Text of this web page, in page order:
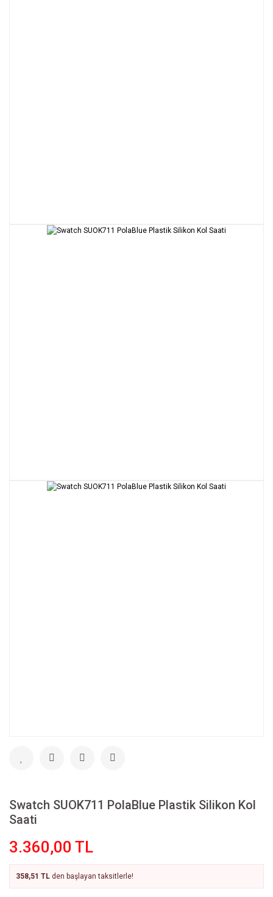
Swatch SUOK711 PolaBlue Plastik Silikon Kol
Saati
3.360,00 TL
358,51 TL den başlayan taksitlerle!